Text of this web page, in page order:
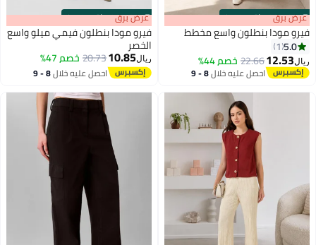
00m:00s
·باقي 100% عرض برق
فيرو مودا بنطلون واسع مخطط
5.0
1
ريال12.53
22.66خصم 44%
احصل عليه خلال 8 - 9
00m:00s
·باقي 100% عرض برق
فيرو مودا بنطلون فيمي ميلو واسع
الخصر
ريال10.85
20.73خصم 47%
احصل عليه خلال 8 - 9